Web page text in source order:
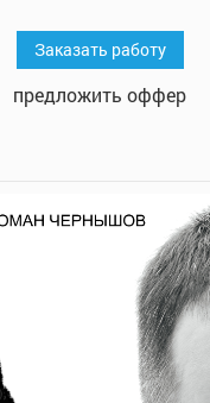
Заказать работу
предложить оффер